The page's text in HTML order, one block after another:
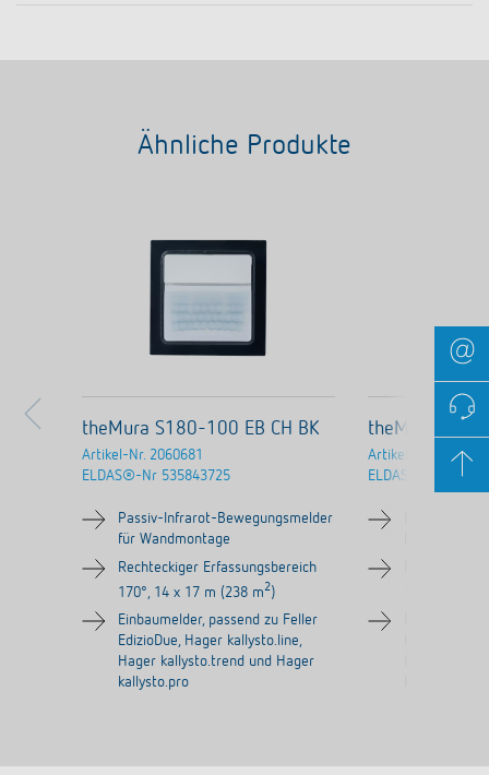
Ähnliche Produkte
theMura S180-100 EB CH BK
Artikel-Nr. 2060681
ELDAS®-Nr 535843725
Passiv-Infrarot-Bewegungsmelder
für Wandmontage
Rechteckiger Erfassungsbereich
170°, 14 x 17 m (238 m2)
Einbaumelder, passend zu Feller
EdizioDue, Hager kallysto.line,
Hager kallysto.trend und Hager
kallysto.pro
theMura
Artikel-Nr.
2060652
ELDAS®-Nr